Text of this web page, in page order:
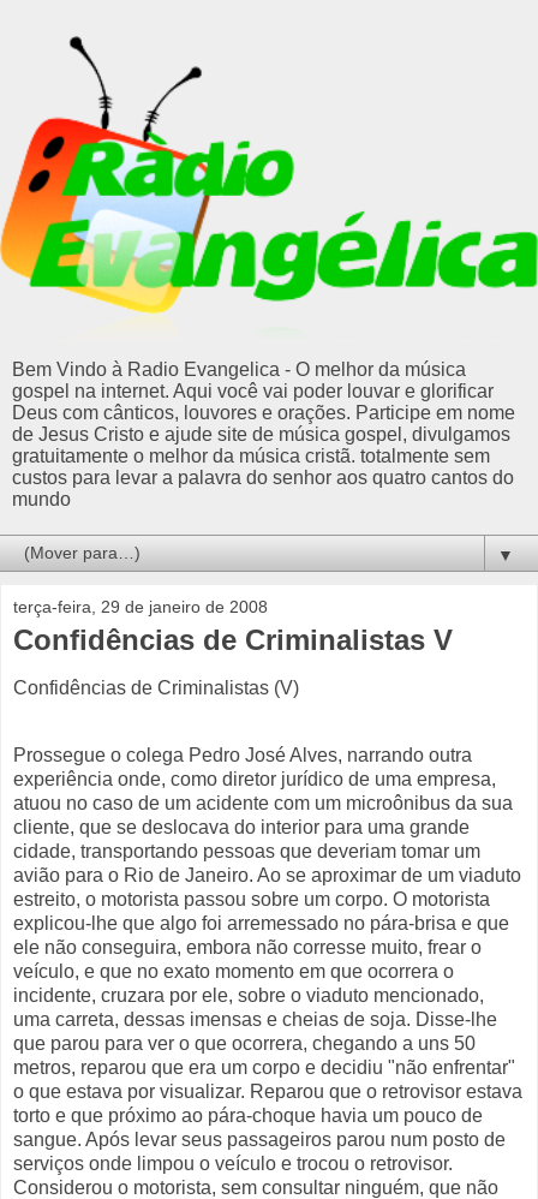
Bem Vindo à Radio Evangelica - O melhor da música
gospel na internet. Aqui você vai poder louvar e glorificar
Deus com cânticos, louvores e orações. Participe em nome
de Jesus Cristo e ajude site de música gospel, divulgamos
gratuitamente o melhor da música cristã. totalmente sem
custos para levar a palavra do senhor aos quatro cantos do
mundo
▼
terça-feira, 29 de janeiro de 2008
Confidências de Criminalistas V
Confidências de Criminalistas (V)
Prossegue o colega Pedro José Alves, narrando outra
experiência onde, como diretor jurídico de uma empresa,
atuou no caso de um acidente com um microônibus da sua
cliente, que se deslocava do interior para uma grande
cidade, transportando pessoas que deveriam tomar um
avião para o Rio de Janeiro. Ao se aproximar de um viaduto
estreito, o motorista passou sobre um corpo. O motorista
explicou-lhe que algo foi arremessado no pára-brisa e que
ele não conseguira, embora não corresse muito, frear o
veículo, e que no exato momento em que ocorrera o
incidente, cruzara por ele, sobre o viaduto mencionado,
uma carreta, dessas imensas e cheias de soja. Disse-lhe
que parou para ver o que ocorrera, chegando a uns 50
metros, reparou que era um corpo e decidiu "não enfrentar"
o que estava por visualizar. Reparou que o retrovisor estava
torto e que próximo ao pára-choque havia um pouco de
sangue. Após levar seus passageiros parou num posto de
serviços onde limpou o veículo e trocou o retrovisor.
Considerou o motorista, sem consultar ninguém, que não